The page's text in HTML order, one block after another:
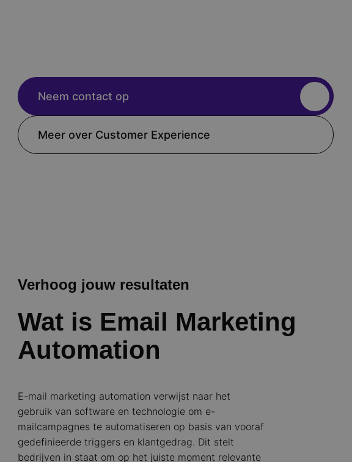
Neem contact op
Meer over Customer Experience
Verhoog jouw resultaten
Wat is Email Marketing
Automation
E-mail marketing automation verwijst naar het
gebruik van software en technologie om e-
mailcampagnes te automatiseren op basis van vooraf
gedefinieerde triggers en klantgedrag. Dit stelt
bedrijven in staat om op het juiste moment relevante